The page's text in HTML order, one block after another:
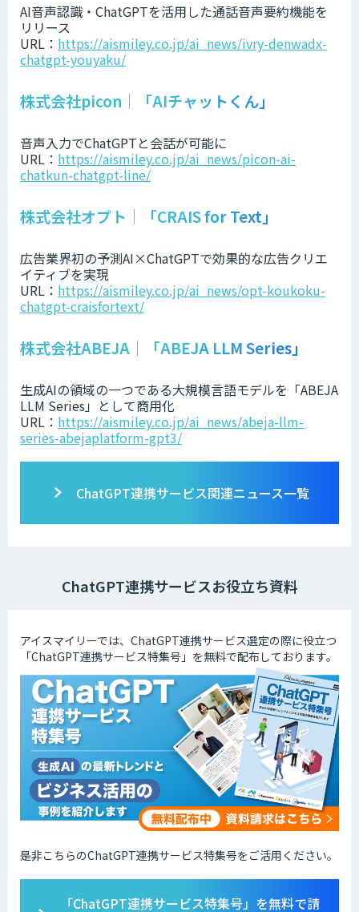
AI音声認識・ChatGPTを活用した通話音声要約機能を
リリース
URL： https://aismiley.co.jp/ai_news/ivry-denwadx-
chatgpt-youyaku/
株式会社picon｜「AIチャットくん」
音声入力でChatGPTと会話が可能に
URL： https://aismiley.co.jp/ai_news/picon-ai-
chatkun-chatgpt-line/
株式会社オプト｜「CRAIS for Text」
広告業界初の予測AI×ChatGPTで効果的な広告クリエ
イティブを実現
URL： https://aismiley.co.jp/ai_news/opt-koukoku-
chatgpt-craisfortext/
株式会社ABEJA｜「ABEJA LLM Series」
生成AIの領域の一つである大規模言語モデルを「ABEJA
LLM Series」として商用化
URL： https://aismiley.co.jp/ai_news/abeja-llm-
series-abejaplatform-gpt3/
ChatGPT連携サービス関連ニュース一覧
ChatGPT連携サービスお役立ち資料
アイスマイリーでは、ChatGPT連携サービス選定の際に役立つ
「ChatGPT連携サービス特集号」を無料で配布しております。
是非こちらのChatGPT連携サービス特集号をご活用ください。
「ChatGPT連携サービス特集号」を無料で請